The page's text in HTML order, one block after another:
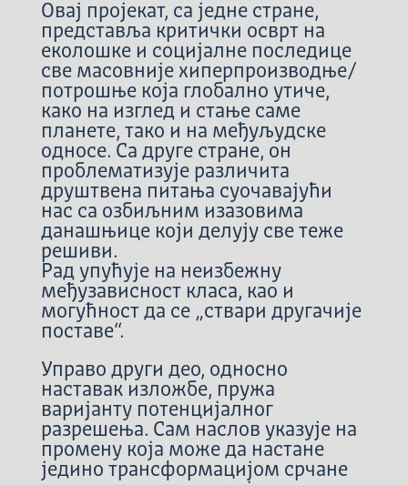
Овај пројекат, са једне стране,
представља критички осврт на
еколошке и социјалне последице
све масовније хиперпроизводње/
потрошње која глобално утиче,
како на изглед и стање саме
планете, тако и на међуљудске
односе. Са друге стране, он
проблематизује различита
друштвена питања суочавајући
нас са озбиљним изазовима
данашњице који делују све теже
решиви.
Рад упућује на неизбежну
међузависност класа, као и
могућност да се „ствари другачије
поставе“.
Управо други део, односно
наставак изложбе, пружа
варијанту потенцијалног
разрешења. Сам наслов указује на
промену која може да настане
једино трансформацијом срчане